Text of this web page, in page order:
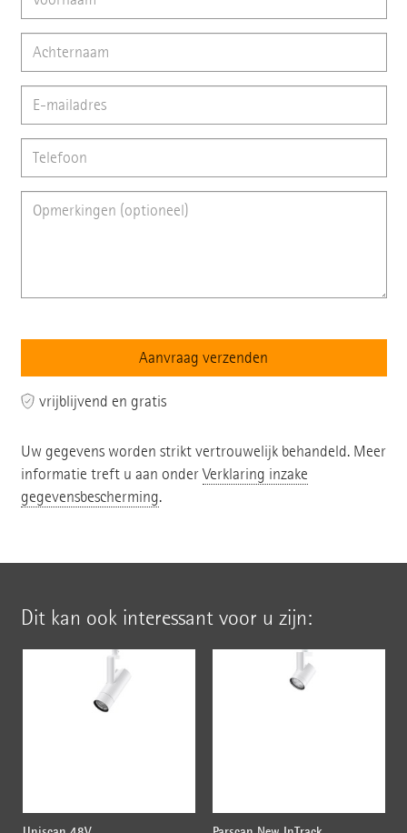
vrijblijvend en gratis
Uw gegevens worden strikt vertrouwelijk behandeld. Meer
informatie treft u aan onderVerklaring inzake
gegevensbescherming.
Dit kan ook interessant voor u zijn: